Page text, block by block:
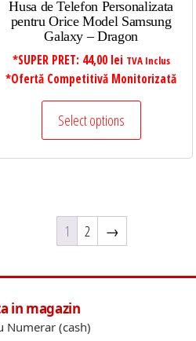
Husa de Telefon Personalizata
pentru Orice Model Samsung
Galaxy – Dragon
*SUPER PRET: 44,00 lei TVA Inclus
*Ofertă Competitivă Monitorizată
Select options
1 2 →
in magazin
Numerar (cash)